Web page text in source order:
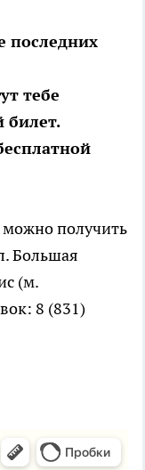
последних
тебе
билет.
получить
Большая
(м.
8 (831)